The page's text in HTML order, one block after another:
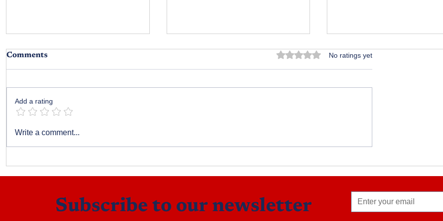
మర్మం
Comments Rated 0 out of 5 stars.
No ratings yet
Add a rating
Write a comment...
Subscribe to our newsletter